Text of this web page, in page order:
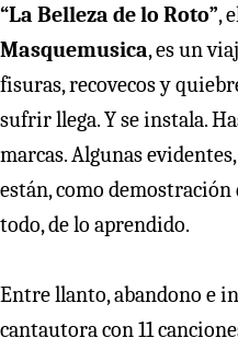
“La Belleza de lo Roto”,
Masquemusica, es un
fisuras, recovecos y
sufrir llega. Y se instala.
marcas. Algunas
están, como
todo, de lo aprendido.
Entre llanto, abandono e
cantautora con 11